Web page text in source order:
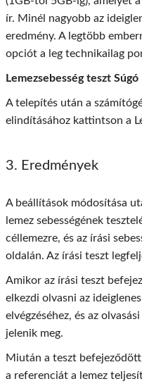
ír. Minél nagyobb az
eredmény. A legtöbb
opciót a leg technikailag
Lemezsebesség teszt Súgó
A telepítés után a
elindításához kattintson a
3. Eredmények
A beállítások módosítása
lemez sebességének
céllemezre, és az írási
oldalán. Az írási teszt
Amikor az írási teszt
elkezdi olvasni az
elvégzéséhez, és az
jelenik meg.
Miután a teszt
a referenciát a lemez